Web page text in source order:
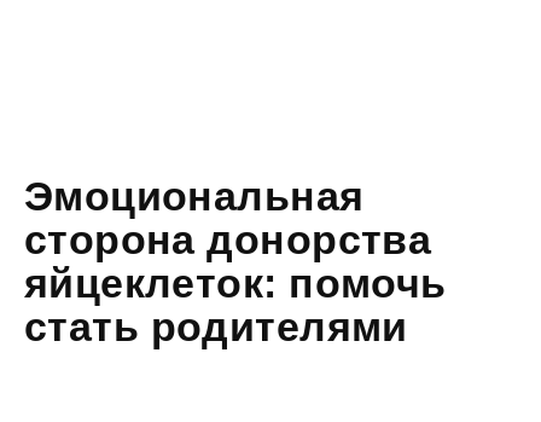
Эмоциональная
сторона донорства
яйцеклеток: помочь
стать родителями